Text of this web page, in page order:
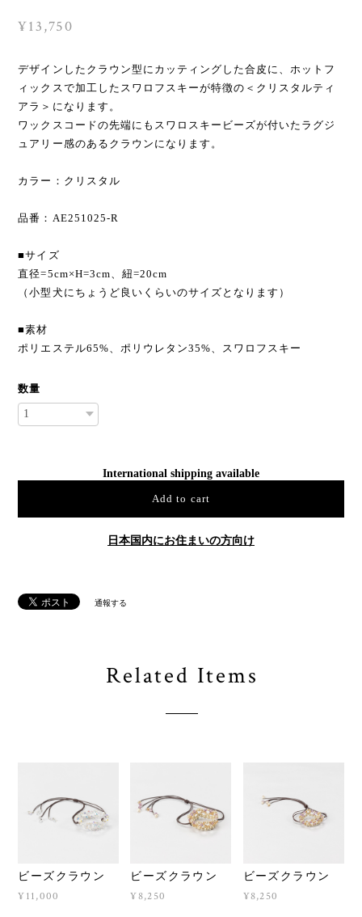
¥13,750
デザインしたクラウン型にカッティングした合皮に、ホットフ
ィックスで加工したスワロフスキーが特徴の＜クリスタルティ
アラ＞になります。
ワックスコードの先端にもスワロスキービーズが付いたラグジ
ュアリー感のあるクラウンになります。
カラー：クリスタル
品番：AE251025-R
■サイズ
直径=5cm×H=3cm、紐=20cm
（小型犬にちょうど良いくらいのサイズとなります）
■素材
ポリエステル65%、ポリウレタン35%、スワロフスキー
数量
International shipping available
Add to cart
日本国内にお住まいの方向け
通報する
Related Items
ビーズクラウン
¥11,000
ビーズクラウン
¥8,250
ビーズクラウン
¥8,250